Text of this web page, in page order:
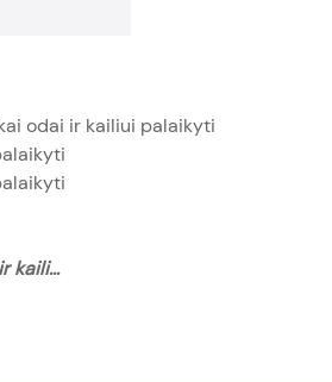
odai ir kailiui palaikyti
kaili...